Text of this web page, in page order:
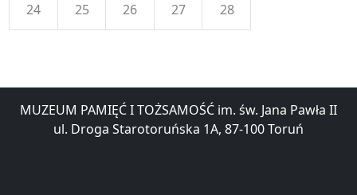
24 25 26 27 28
MUZEUM PAMIĘĆ I TOŻSAMOŚĆ im. św. Jana Pawła II
ul. Droga Starotoruńska 1A, 87-100 Toruń